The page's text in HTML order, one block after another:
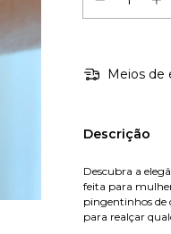
Meios de
Descrição
Descubra a
feita para
pingentinhos de
para realçar